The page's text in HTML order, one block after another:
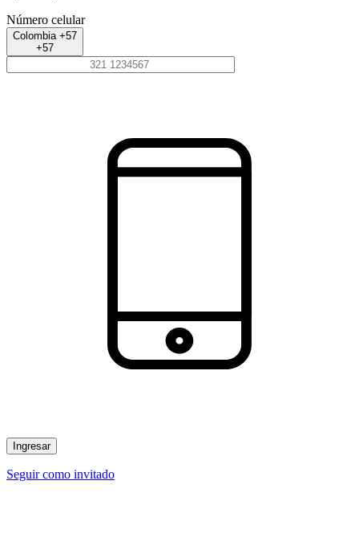
Número celular
Colombia +57
+57
Ingresar
Seguir como invitado